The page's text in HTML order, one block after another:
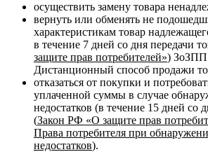
осуществить замену товара
вернуть или обменять не
характеристикам товар
в течение 7 дней со дня передачи
защите прав потребителей») ЗоЗПП
Дистанционный способ продажи
отказаться от покупки и
уплаченной суммы в случае
недостатков (в течение 15 дней со
(Закон РФ «О защите прав
Права потребителя при
недостатков).